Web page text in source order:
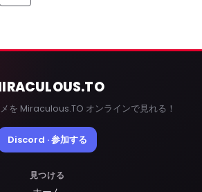
.TO
を Miraculous.TO オンラインで見れる！
Discord · 参加する
見つける